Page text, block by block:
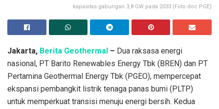
kapasitas gabungan 3,8 GW pada 2033 (Foto:doc.PGE)
Jakarta, Berita Geothermal – Dua raksasa energi
nasional, PT Barito Renewables Energy Tbk (BREN) dan PT
Pertamina Geothermal Energy Tbk (PGEO), mempercepat
ekspansi pembangkit listrik tenaga panas bumi (PLTP)
untuk memperkuat transisi menuju energi bersih. Kedua